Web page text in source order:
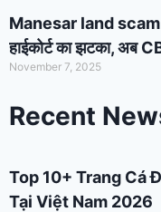
Manesar land scam
हाईकोर्ट का झटका, अब
November 7, 2025
Recent
Top 10+ Trang Cá
Tại Việt Nam 2026